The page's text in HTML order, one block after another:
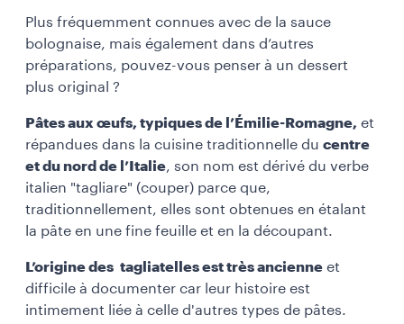
Plus fréquemment connues avec de la sauce
bolognaise, mais également dans d’autres
préparations, pouvez-vous penser à un dessert
plus original ?
Pâtes aux œufs, typiques de l’Émilie-Romagne, et
répandues dans la cuisine traditionnelle du centre
et du nord de l’Italie, son nom est dérivé du verbe
italien "tagliare" (couper) parce que,
traditionnellement, elles sont obtenues en étalant
la pâte en une fine feuille et en la découpant.
L’origine des tagliatelles est très ancienne et
difficile à documenter car leur histoire est
intimement liée à celle d'autres types de pâtes.